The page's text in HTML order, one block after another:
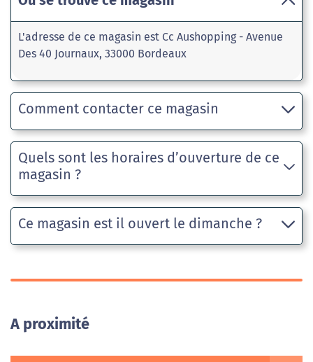
L'adresse de ce magasin est Cc Aushopping - Avenue
Des 40 Journaux, 33000 Bordeaux
Comment contacter ce magasin
Quels sont les horaires d’ouverture de ce
magasin ?
Ce magasin est il ouvert le dimanche ?
A proximité